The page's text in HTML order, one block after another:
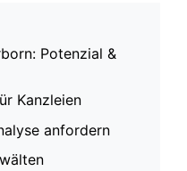
Potenzial &
Kanzleien
anfordern